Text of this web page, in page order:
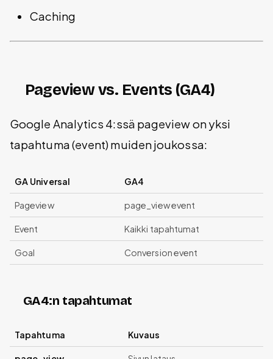
Caching
Pageview vs. Events (GA4)
Google Analytics 4:ssä pageview on yksi
tapahtuma (event) muiden joukossa:
GA Universal GA4
Pageview page_view event
Event Kaikki tapahtumat
Goal Conversion event
GA4:n tapahtumat
Tapahtuma Kuvaus